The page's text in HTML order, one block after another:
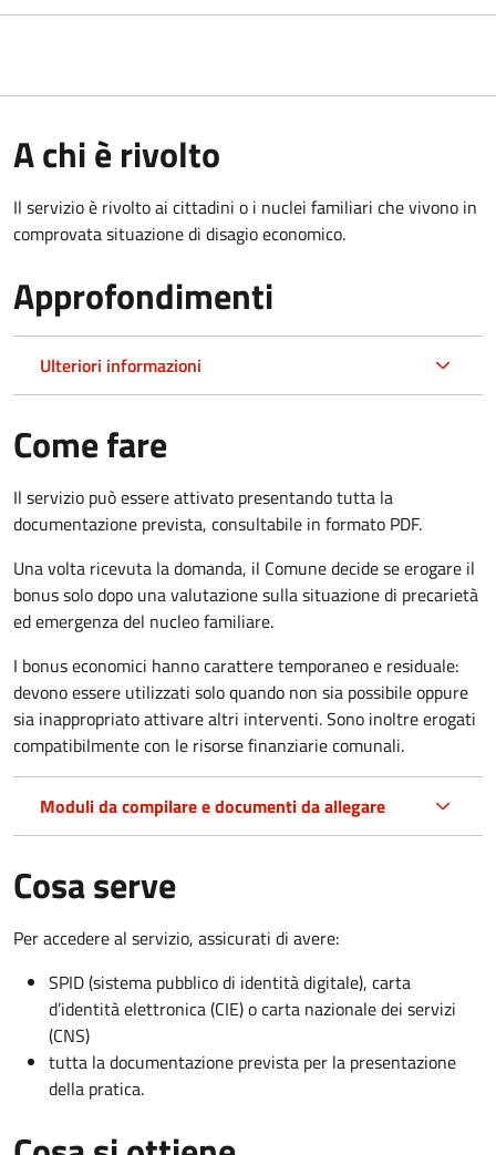
A chi è rivolto
Il servizio è rivolto ai cittadini o i nuclei familiari che vivono in
comprovata situazione di disagio economico.
Approfondimenti
Ulteriori informazioni
Come fare
Il servizio può essere attivato presentando tutta la
documentazione prevista, consultabile in formato PDF.
Una volta ricevuta la domanda, il Comune decide se erogare il
bonus solo dopo una valutazione sulla situazione di precarietà
ed emergenza del nucleo familiare.
I bonus economici hanno carattere temporaneo e residuale:
devono essere utilizzati solo quando non sia possibile oppure
sia inappropriato attivare altri interventi. Sono inoltre erogati
compatibilmente con le risorse finanziarie comunali.
Moduli da compilare e documenti da allegare
Cosa serve
Per accedere al servizio, assicurati di avere:
SPID (sistema pubblico di identità digitale), carta
d’identità elettronica (CIE) o carta nazionale dei servizi
(CNS)
tutta la documentazione prevista per la presentazione
della pratica.